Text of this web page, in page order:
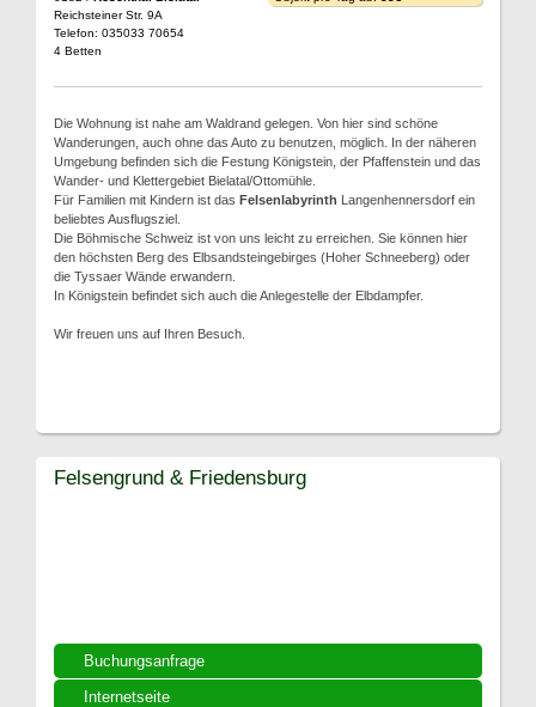
Reichsteiner Str. 9A
Telefon: 035033 70654
4 Betten
Die Wohnung ist nahe am Waldrand gelegen. Von hier sind schöne
Wanderungen, auch ohne das Auto zu benutzen, möglich. In der näheren
Umgebung befinden sich die Festung Königstein, der Pfaffenstein und das
Wander- und Klettergebiet Bielatal/Ottomühle.
Für Familien mit Kindern ist das Felsenlabyrinth Langenhennersdorf ein
beliebtes Ausflugsziel.
Die Böhmische Schweiz ist von uns leicht zu erreichen. Sie können hier
den höchsten Berg des Elbsandsteingebirges (Hoher Schneeberg) oder
die Tyssaer Wände erwandern.
In Königstein befindet sich auch die Anlegestelle der Elbdampfer.
Wir freuen uns auf Ihren Besuch.
Buchungsanfrage
Internetseite
Felsengrund & Friedensburg